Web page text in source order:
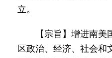
立。
【宗旨】增进南
区政治、经济、社会和